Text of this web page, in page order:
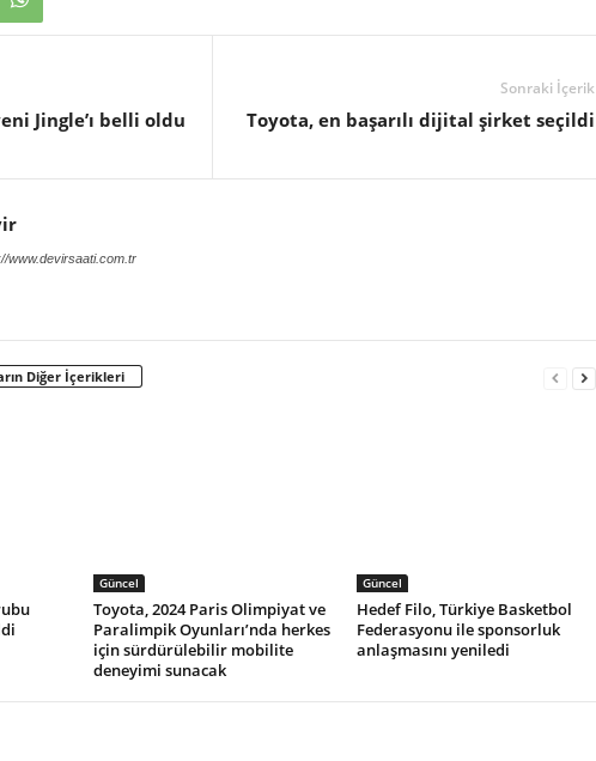
Jingle’ı belli oldu
Sonraki İçerik
Toyota, en başarılı dijital şirket seçildi
www.devirsaati.com.tr
Diğer İçerikleri
Güncel
Toyota, 2024 Paris Olimpiyat ve
Paralimpik Oyunları’nda herkes
için sürdürülebilir mobilite
deneyimi sunacak
Güncel
Hedef Filo, Türkiye Basketbol
Federasyonu ile sponsorluk
anlaşmasını yeniledi